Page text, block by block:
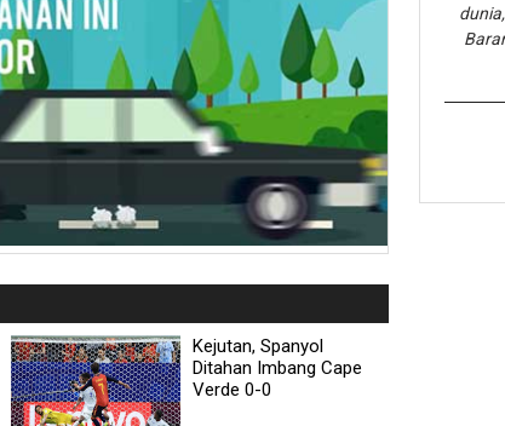
Kejutan, Spanyol
Ditahan Imbang Cape
Verde 0-0